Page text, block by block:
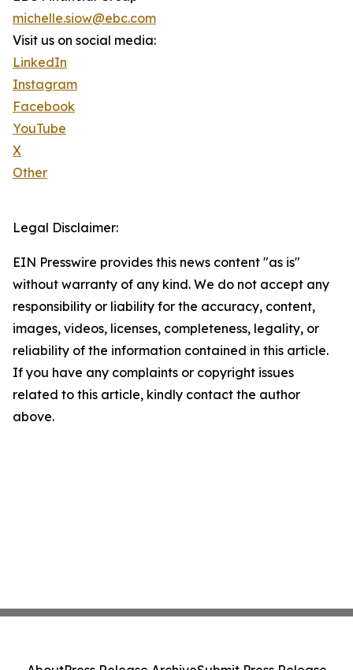
michelle.siow@ebc.com
Visit us on social media:
LinkedIn
Instagram
Facebook
YouTube
X
Other
Legal Disclaimer:
EIN Presswire provides this news content "as is"
without warranty of any kind. We do not accept any
responsibility or liability for the accuracy, content,
images, videos, licenses, completeness, legality, or
reliability of the information contained in this article.
If you have any complaints or copyright issues
related to this article, kindly contact the author
above.